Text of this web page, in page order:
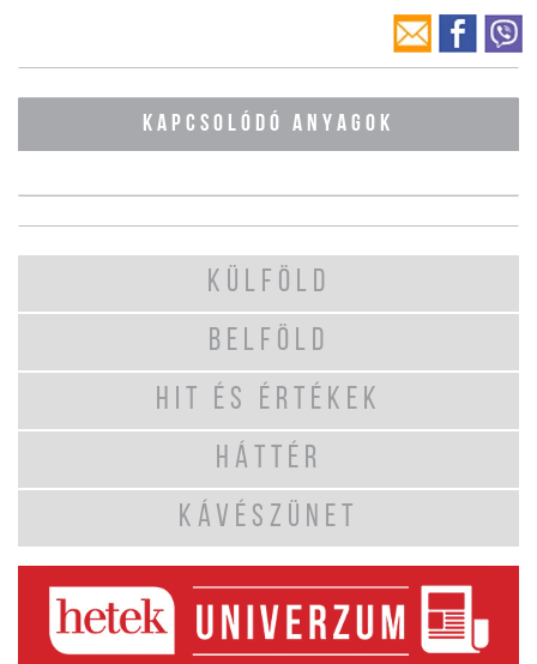
KAPCSOLÓDÓ ANYAGOK
KÜLFÖLD
BELFÖLD
HIT ÉS ÉRTÉKEK
HÁTTÉR
KÁVÉSZÜNET